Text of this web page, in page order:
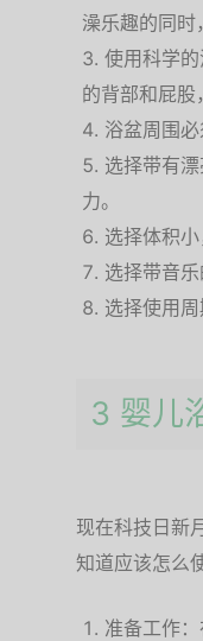
澡乐趣的同时
使用科学
的背部和屁股
浴盆周围
选择带有
力。
选择体积
选择带音
选择使用
3 婴儿
现在科技日新
知道应该怎么
准备工作